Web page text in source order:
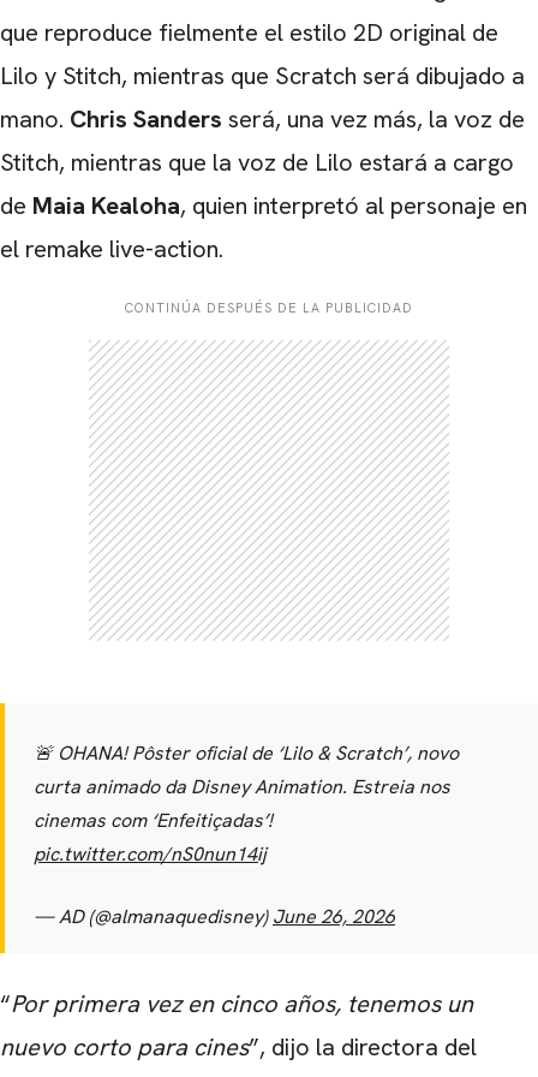
que reproduce fielmente el estilo 2D original de
Lilo y Stitch, mientras que Scratch será dibujado a
mano. Chris Sanders será, una vez más, la voz de
Stitch, mientras que la voz de Lilo estará a cargo
de Maia Kealoha, quien interpretó al personaje en
el remake live-action.
CONTINÚA DESPUÉS DE LA PUBLICIDAD
🚨 OHANA! Pôster oficial de ‘Lilo & Scratch’, novo
curta animado da Disney Animation. Estreia nos
cinemas com ‘Enfeitiçadas’!
pic.twitter.com/nS0nun14ij
— AD (@almanaquedisney)June 26, 2026
“Por primera vez en cinco años, tenemos un
nuevo corto para cines”, dijo la directora del
CARREGANDO PUBLICIDADE